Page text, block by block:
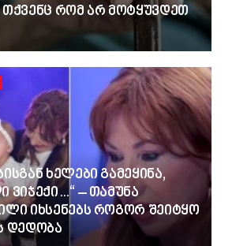
რომ არ მოტყუვდეთ
ხელები გამეყინა,
ვიჯექი…“ – თამუნა
იხსენებს როგორ შეიტყო
დედობა